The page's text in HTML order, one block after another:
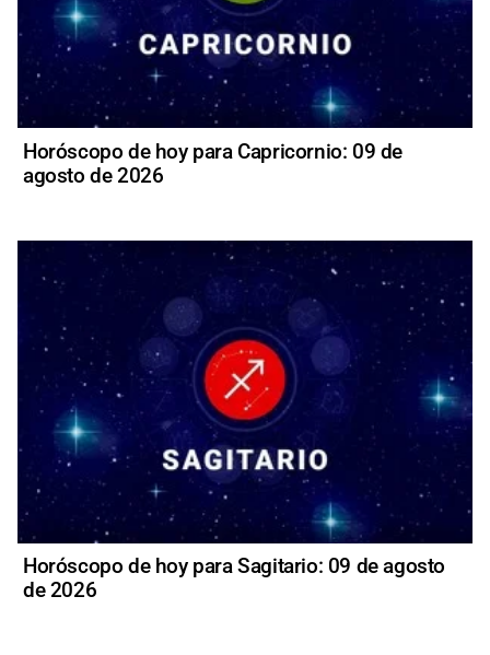
Horóscopo de hoy para Capricornio: 09 de
agosto de 2026
Horóscopo de hoy para Sagitario: 09 de agosto
de 2026